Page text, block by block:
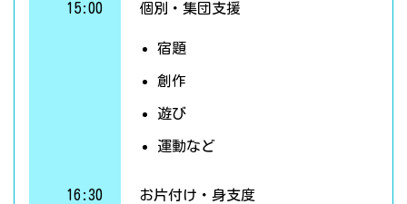
15:00 個別・集団支援
宿題
創作
遊び
運動など
16:30 お片付け・身支度